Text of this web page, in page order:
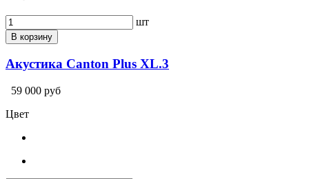
шт
В корзину
Акустика Canton Plus XL.3
59 000 руб
Цвет